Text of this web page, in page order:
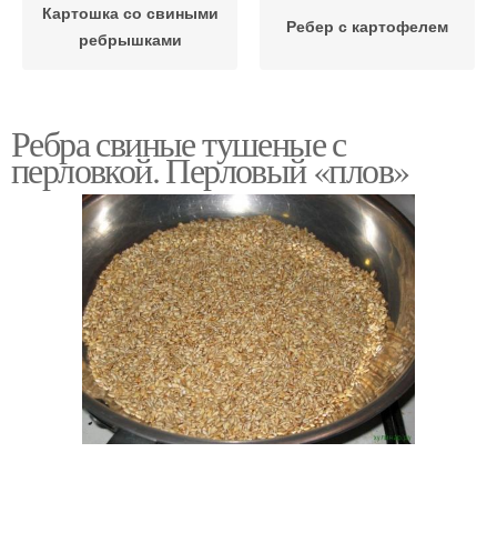
Картошка со свиными
ребрышками
Ребер с картофелем
Ребра свиные тушеные с
перловкой. Перловый «плов»